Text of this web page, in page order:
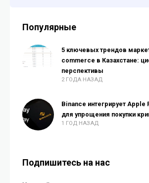
Популярные
5 ключевых трендов
commerce в Казахстане:
перспективы
2 ГОДА НАЗАД
Binance интегрирует Apple Pay и Google Pay
для упрощения покупки
1 ГОД НАЗАД
Подпишитесь на нас